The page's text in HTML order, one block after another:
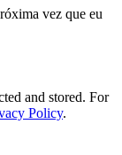
vez que eu
and stored. For
Policy.